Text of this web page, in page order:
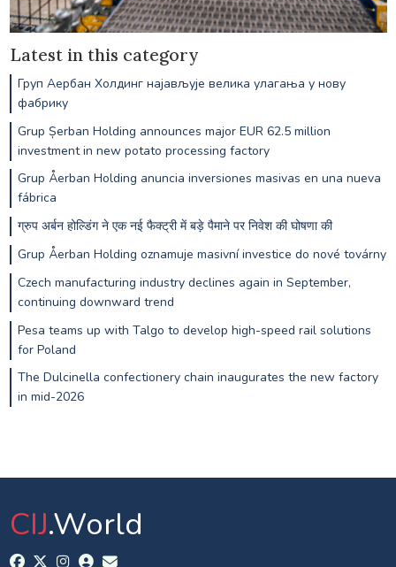
Latest in this category
Груп Аербан Холдинг најављује велика улагања у нову
фабрику
Grup Șerban Holding announces major EUR 62.5 million
investment in new potato processing factory
Grup Åerban Holding anuncia inversiones masivas en una nueva
fábrica
ग्रुप अर्बन होल्डिंग ने एक नई फैक्ट्री में बड़े पैमाने पर निवेश की घोषणा की
Grup Åerban Holding oznamuje masivní investice do nové továrny
Czech manufacturing industry declines again in September,
continuing downward trend
Pesa teams up with Talgo to develop high-speed rail solutions
for Poland
The Dulcinella confectionery chain inaugurates the new factory
in mid-2026
CIJ.World